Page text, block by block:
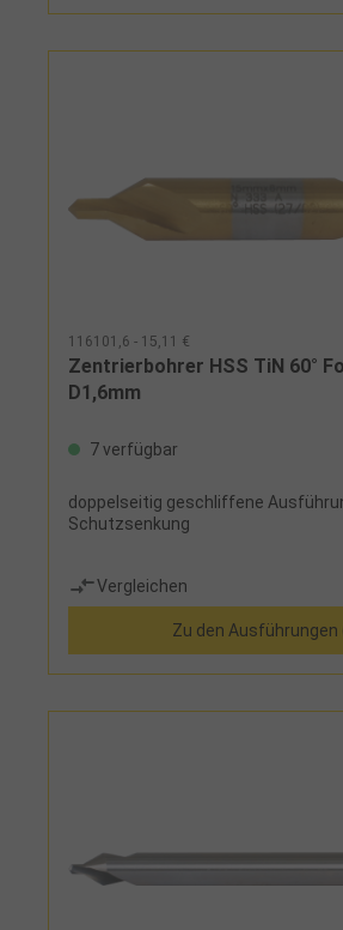
116101,6 - 15,11 €
Zentrierbohrer HSS TiN 60°
D1,6mm
7 verfügbar
doppelseitig geschliffene
Schutzsenkung
Vergleichen
Zu den Ausführungen